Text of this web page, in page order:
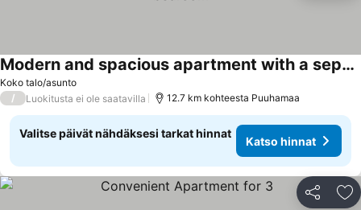
Koko talo/asunto
Modern and spacious apartment with a separate bedroom
Katso hinnat
/ Luokitusta ei ole saatavilla 12.7 km kohteesta Puuhamaa
Valitse päivät nähdäksesi tarkat hinnat
Katso hinnat
Jaa